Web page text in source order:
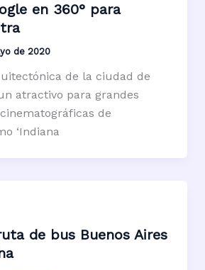
en 360° para
de 2020
de la ciudad de
atractivo para grandes
de
‘Indiana
de bus Buenos Aires